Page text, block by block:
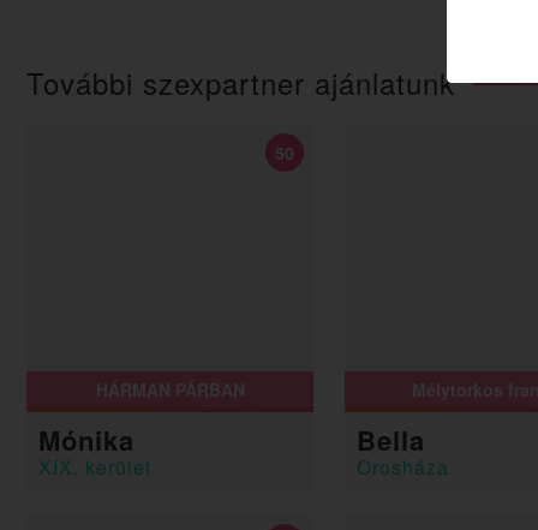
További szexpartner ajánlatunk
HÁRMAN PÁRBAN
Mónika
XIX. kerület
50
Mélytorkos
Bella
Orosháza